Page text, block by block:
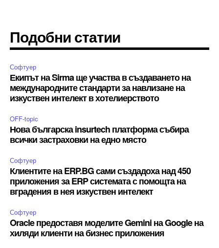
Подобни статии
Софтуер
Екипът на Sirma ще участва в създаването на
международните стандарти за навлизане на
изкуствен интелект в хотелиерството
OFF-topic
Нова българска insurtech платформа събира
всички застраховки на едно място
Софтуер
Клиентите на ERP.BG сами създадоха над 450
приложения за ERP системата с помощта на
вградения в нея изкуствен интелект
Софтуер
Oracle предоставя моделите Gemini на Google на
хиляди клиенти на бизнес приложения